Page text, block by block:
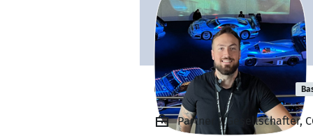
Gabriel Kessler
Partner / Gesellschafter,